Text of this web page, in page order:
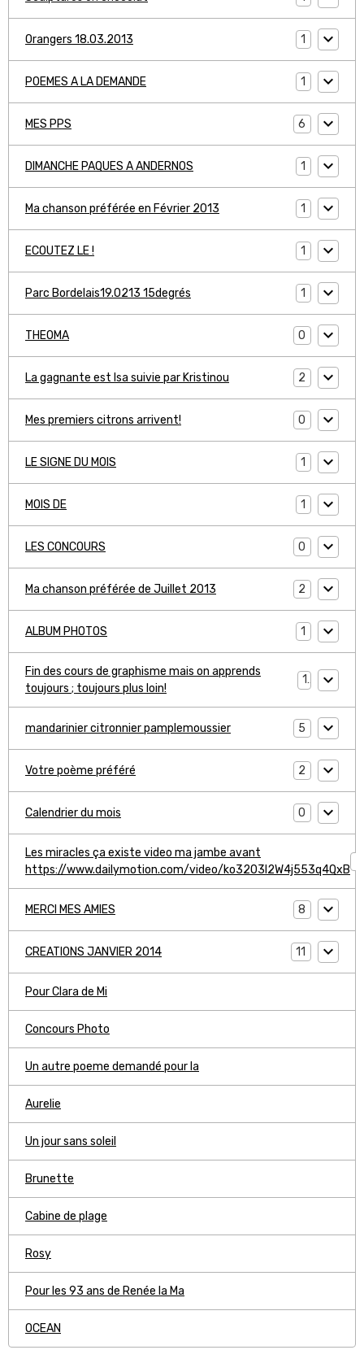
Orangers 18.03.2013 1
POEMES A LA DEMANDE 1
MES PPS 6
DIMANCHE PAQUES A ANDERNOS 1
Ma chanson préférée en Février 2013 1
ECOUTEZ LE ! 1
Parc Bordelais19.0213 15degrés 1
THEOMA 0
La gagnante est Isa suivie par Kristinou 2
Mes premiers citrons arrivent! 0
LE SIGNE DU MOIS 1
MOIS DE 1
LES CONCOURS 0
Ma chanson préférée de Juillet 2013 2
ALBUM PHOTOS 1
Fin des cours de graphisme mais on apprends
toujours ; toujours plus loin!
1
mandarinier citronnier pamplemoussier 5
Votre poème préféré 2
Calendrier du mois 0
Les miracles ça existe video ma jambe avant
https://www.dailymotion.com/video/ko3203l2W4j553q4QxB
MERCI MES AMIES 8
CREATIONS JANVIER 2014 11
Pour Clara de Mi
Concours Photo
Un autre poeme demandé pour la
Aurelie
Un jour sans soleil
Brunette
Cabine de plage
Rosy
Pour les 93 ans de Renée la Ma
OCEAN